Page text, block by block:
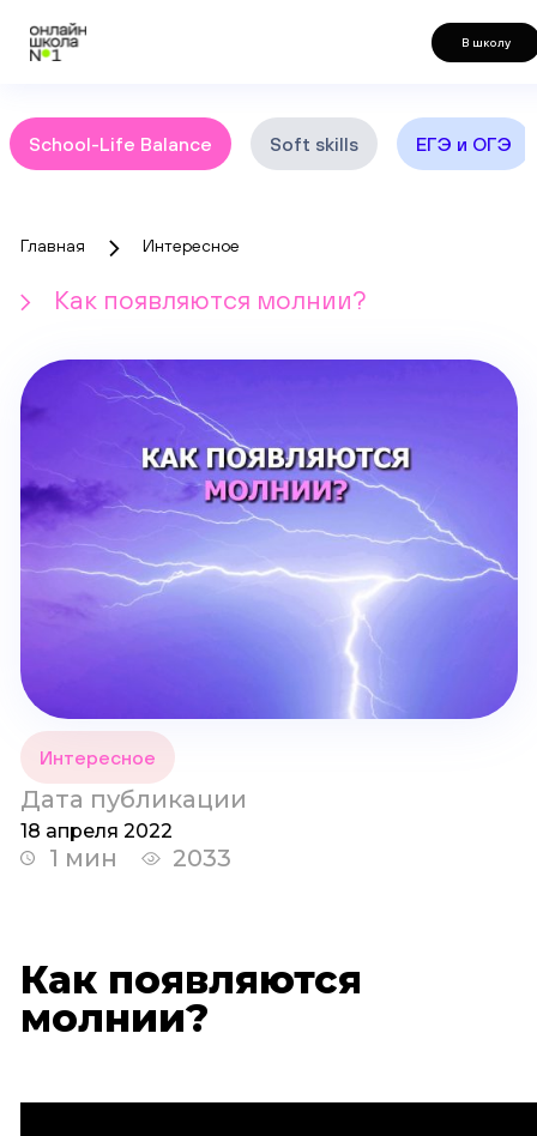
В школу
School-Life Balance Soft skills ЕГЭ и ОГЭ
Главная Интересное
Как появляются молнии?
Интересное
1 мин 2033
Дата публикации
18 апреля 2022
Как появляются
молнии?